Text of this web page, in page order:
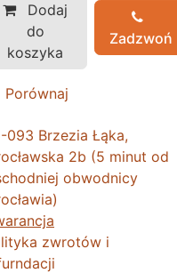
Dodaj
do
koszyka
Zadzwoń
Porównaj
093 Brzezia Łąka,
2b (5 minut od
obwodnicy
zwrotów i